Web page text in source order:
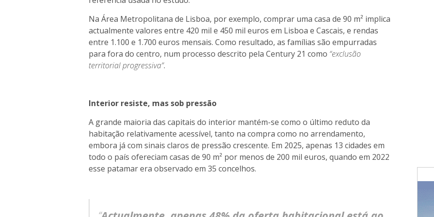
Na Área Metropolitana de Lisboa, por exemplo, comprar uma casa de 90 m² implica
actualmente valores entre 420 mil e 450 mil euros em Lisboa e Cascais, e rendas
entre 1.100 e 1.700 euros mensais. Como resultado, as famílias são empurradas
para fora do centro, num processo descrito pela Century 21 como “exclusão
territorial progressiva”.
Interior resiste, mas sob pressão
A grande maioria das capitais do interior mantém-se como o último reduto da
habitação relativamente acessível, tanto na compra como no arrendamento,
embora já com sinais claros de pressão crescente. Em 2025, apenas 13 cidades em
todo o país ofereciam casas de 90 m² por menos de 200 mil euros, quando em 2022
esse patamar era observado em 35 concelhos.